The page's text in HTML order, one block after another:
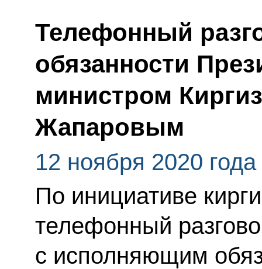
Телефонный
обязанности
министром
Жапаровым
12 ноября 2020 года
По инициативе
телефонный
с исполняющим